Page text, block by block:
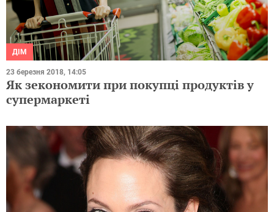
ДІМ
23 березня 2018, 14:05
Як зекономити при покупці продуктів у
супермаркеті